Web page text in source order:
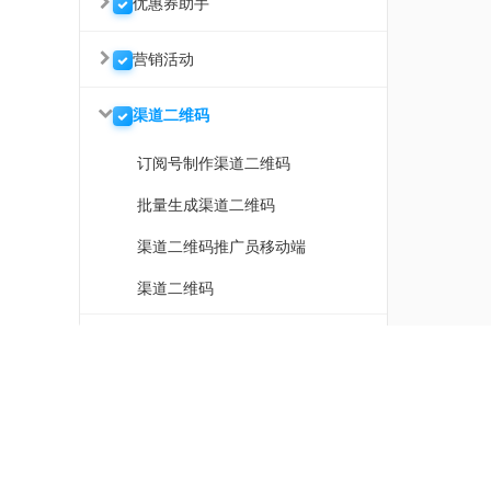
营销活动
渠道二维码
订阅号制作渠道二维码
批量生成渠道二维码
渠道二维码推广员移动端
渠道二维码